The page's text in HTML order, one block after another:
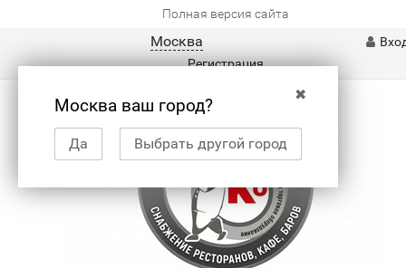
Полная версия сайта
Москва
✖
Москва ваш город?
Да Выбрать другой город
Регистрация